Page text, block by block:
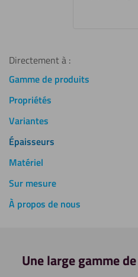
Directement à :
Gamme de produits
Propriétés
Variantes
Épaisseurs
Matériel
Sur mesure
À propos de nous
Une large gamme